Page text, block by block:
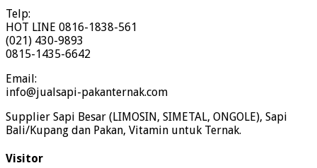
Telp:
HOT LINE 0816-1838-561
(021) 430-9893
0815-1435-6642
Email:
info@jualsapi-pakanternak.com
Supplier Sapi Besar (LIMOSIN, SIMETAL, ONGOLE), Sapi
Bali/Kupang dan Pakan, Vitamin untuk Ternak.
Visitor